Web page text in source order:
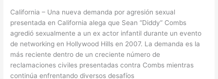
California – Una nueva demanda por agresión sexual
presentada en California alega que Sean “Diddy” Combs
agredió sexualmente a un ex actor infantil durante un evento
de networking en Hollywood Hills en 2007. La demanda es la
más reciente dentro de un creciente número de
reclamaciones civiles presentadas contra Combs mientras
continúa enfrentando diversos desafíos